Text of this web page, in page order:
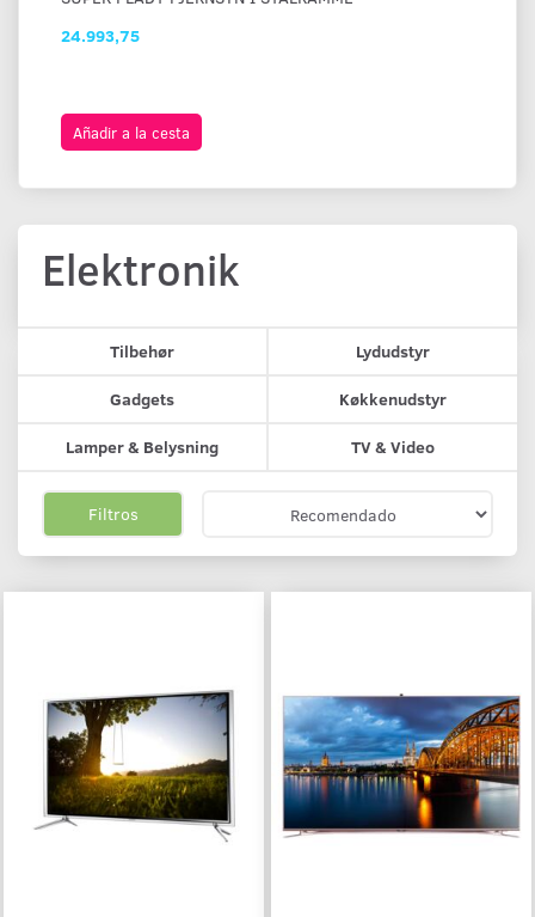
24.993,75
Añadir a la cesta
Elektronik
Tilbehør Lydudstyr
Gadgets Køkkenudstyr
Lamper & Belysning TV & Video
Filtros